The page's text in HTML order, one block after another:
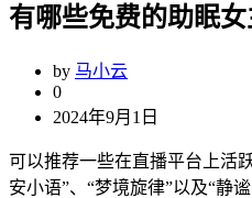
有哪些免费的助眠女
by 马小云
0
2024年9月1日
可以推荐一些在直播平台上活
安小语”、“梦境旋律”以及“静